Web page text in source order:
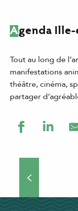
Agenda
Tout au long de
manifestations
théâtre, cinéma,
partager
Théâtre de
sportives… Si